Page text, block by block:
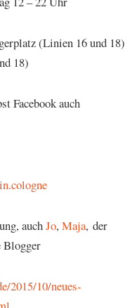
(Linien 16 und 18)
18)
Facebook auch
auchJo,Maja, der
Blogger
2015/10/neues-